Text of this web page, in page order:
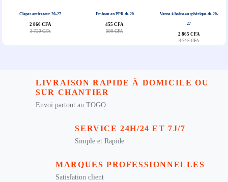
Clapet antiretour 20-27
2 860 CFA
3 720 CFA
Embout en PPR de 20
455 CFA
590 CFA
Vanne à boisseau sphérique de 20-
27
2 865 CFA
3 715 CFA
LIVRAISON RAPIDE À DOMICILE OU
SUR CHANTIER
Envoi partout au TOGO
SERVICE 24H/24 ET 7J/7
Simple et Rapide
MARQUES PROFESSIONNELLES
Satisfation client